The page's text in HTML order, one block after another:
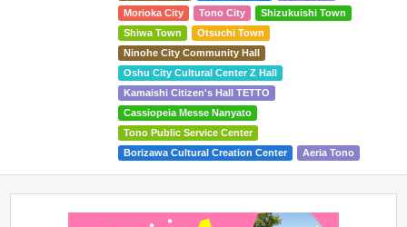
Morioka City
Tono City
Shizukuishi Town
Shiwa Town
Otsuchi Town
Ninohe City Community Hall
Oshu City Cultural Center Z Hall
Kamaishi Citizen's Hall TETTO
Cassiopeia Messe Nanyato
Tono Public Service Center
Borizawa Cultural Creation Center
Aeria Tono